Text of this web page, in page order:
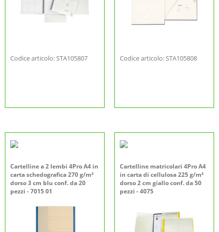
Codice articolo: STA105807 Codice articolo: STA105808
Cartelline a 2 lembi 4Pro A4 in
carta schedografica 270 g/m²
dorso 3 cm blu conf. da 20
pezzi - 7015 01
Cartelline matricolari 4Pro A4
in carta di cellulosa 225 g/m²
dorso 2 cm giallo conf. da 50
pezzi - 4075